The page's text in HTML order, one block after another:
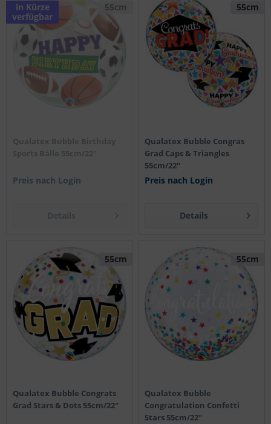
in Kürze
verfügbar
55cm
Qualatex Bubble Birthday
Sports Bälle 55cm/22"
Preis nach Login
55cm
Qualatex Bubble Congras
Grad Caps & Triangles
55cm/22"
Preis nach Login
Details
55cm
Qualatex Bubble Congrats
Grad Stars & Dots 55cm/22"
55cm
Qualatex Bubble
Congratulation Confetti
Stars 55cm/22"